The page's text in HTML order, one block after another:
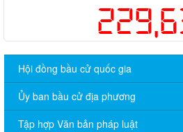
Hội đồng bầu cử quốc gia
Ủy ban bầu cử địa phương
Tập hợp Văn bản pháp luật